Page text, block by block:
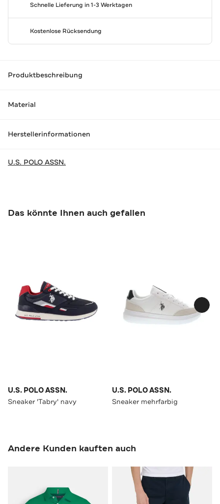
Schnelle Lieferung in 1-3 Werktagen
Kostenlose Rücksendung
Produktbeschreibung
Material
Herstellerinformationen
U.S. POLO ASSN.
Das könnte Ihnen auch gefallen
U.S. POLO ASSN.
Sneaker 'Tabry' navy
U.S. POLO ASSN.
Sneaker mehrfarbig
Andere Kunden kauften auch